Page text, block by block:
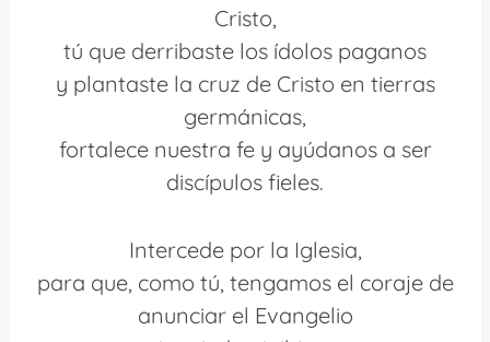
Cristo,
tú que derribaste los ídolos paganos
y plantaste la cruz de Cristo en tierras
germánicas,
fortalece nuestra fe y ayúdanos a ser
discípulos fieles.
Intercede por la Iglesia,
para que, como tú, tengamos el coraje de
anunciar el Evangelio